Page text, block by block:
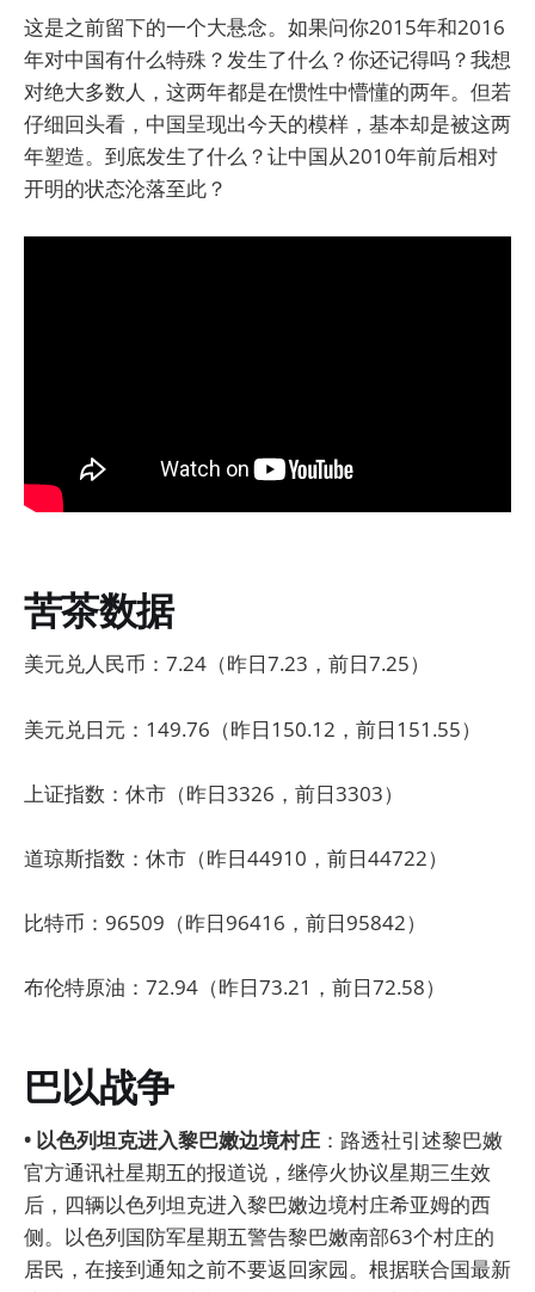
这是之前留下的一个大悬念。如果问你2015年和2016
年对中国有什么特殊？发生了什么？你还记得吗？我想
对绝大多数人，这两年都是在惯性中懵懂的两年。但若
仔细回头看，中国呈现出今天的模样，基本却是被这两
年塑造。到底发生了什么？让中国从2010年前后相对
开明的状态沦落至此？
苦茶数据
美元兑人民币：7.24（昨日7.23，前日7.25）
美元兑日元：149.76（昨日150.12，前日151.55）
上证指数：休市（昨日3326，前日3303）
道琼斯指数：休市（昨日44910，前日44722）
比特币：96509（昨日96416，前日95842）
布伦特原油：72.94（昨日73.21，前日72.58）
巴以战争
• 以色列坦克进入黎巴嫩边境村庄 ：路透社引述黎巴嫩
官方通讯社星期五的报道说，继停火协议星期三生效
后，四辆以色列坦克进入黎巴嫩边境村庄希亚姆的西
侧。以色列国防军星期五警告黎巴嫩南部63个村庄的
居民，在接到通知之前不要返回家园。根据联合国最新